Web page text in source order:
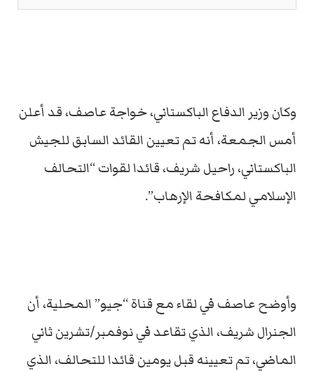
وكان وزير الدفاع الباكستاني، خواجة عاصف، قد أعلن
أمس الجمعة، أنه تم تعيين القائد السابق للجيش
الباكستاني، راحيل شريف، قائدا لقوات “التحالف
الإسلامي لمكافحة الإرهاب”.
وأوضح عاصف في لقاء مع قناة “جيو” المحلية، أن
الجنرال شريف، الذي تقاعد في نوفمبر/تشرين ثاني
الماضي، تم تعيينه قبل يومين قائدا للتحالف، الذي